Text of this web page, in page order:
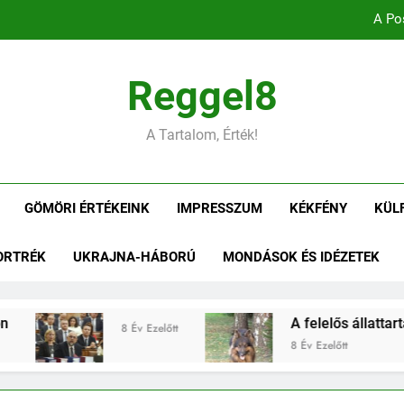
A
IFFHS – Nikolics Nemanja a 17.
Mare Nostrum – Négy magyar
Portré:
IFFHS – Nikolics Nemanja a 17.
Reggel8
A Tartalom, Érték!
GÖMÖRI ÉRTÉKEINK IMPRESSZUM KÉKFÉNY
UKRAJNA-HÁBORÚ MONDÁSOK ÉS IDÉZETEK
8 Év Ezelőtt A felelős állattartásra
8 Év Ezelőtt